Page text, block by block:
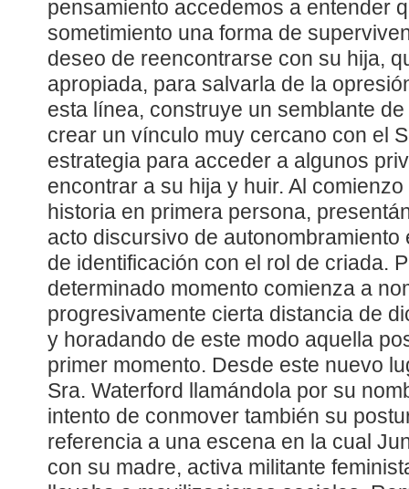
pensamiento accedemos a entender
sometimiento una forma de
deseo de reencontrarse con su hija,
apropiada, para salvarla de la
esta línea, construye un semblante
crear un vínculo muy cercano con el
estrategia para acceder a algunos
encontrar a su hija y huir. Al
historia en primera persona,
acto discursivo de
de identificación con el rol de criada.
determinado momento comienza a
progresivamente cierta distancia de
y horadando de este modo aquella
primer momento. Desde este nuevo
Sra. Waterford llamándola por su
intento de conmover también su
referencia a una escena en la cual
con su madre, activa militante